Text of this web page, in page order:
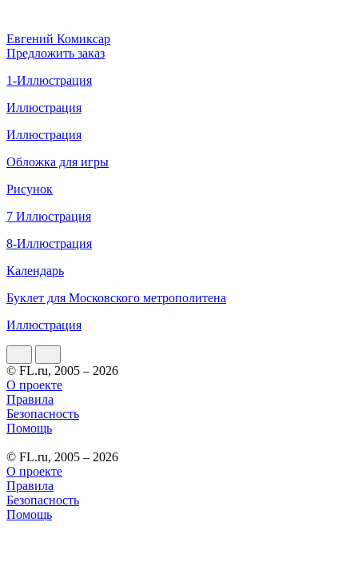
Евгений Комиксар
Предложить заказ
1-Иллюстрация
Иллюстрация
Иллюстрация
Обложка для игры
Рисунок
7 Иллюстрация
8-Иллюстрация
Календарь
Буклет для Московского метрополитена
Иллюстрация
© FL.ru, 2005 – 2026
О проекте
Правила
Безопасность
Помощь
© FL.ru, 2005 – 2026
О проекте
Правила
Безопасность
Помощь